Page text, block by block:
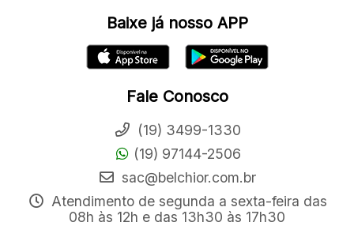
Baixe já nosso APP
Fale Conosco
(19) 3499-1330
(19) 97144-2506
sac@belchior.com.br
Atendimento de segunda a sexta-feira das
08h às 12h e das 13h30 às 17h30